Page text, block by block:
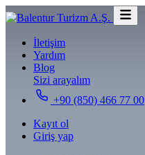
İletişim
Yardım
Blog
Sizi arayalım
+90 (850) 466 77 00
Kayıt ol
Giriş yap